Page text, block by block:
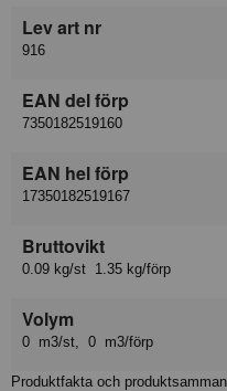
Lev art nr
916
EAN del förp
7350182519160
EAN hel förp
17350182519167
Bruttovikt
0.09 kg/st 1.35 kg/förp
Volym
0 m3/st, 0 m3/förp
Produktfakta och